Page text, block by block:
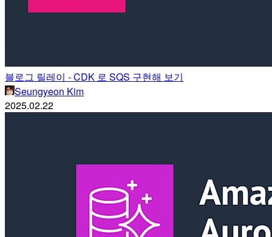
블로그 릴레이 - CDK 로 SQS 구현해 보기
Seungyeon Kim
2025.02.22